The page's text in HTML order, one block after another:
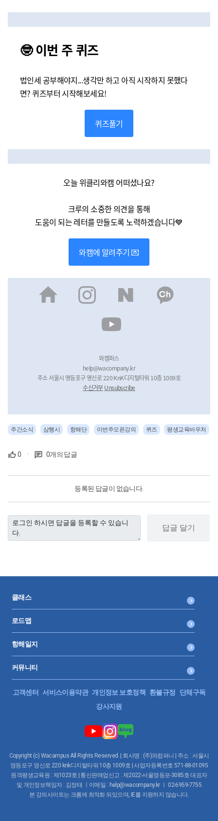
🤓 이번 주 퀴즈
법인세 공부해야지...생각만 하고 아직 시작하지 못했다
면? 퀴즈부터 시작해보세요!
퀴즈풀기
오늘 위클리와캠 어떠셨나요?
크루의 소중한 의견을 통해
도움이 되는 레터를 만들도록 노력하겠습니다💙
와캠에 알려주기 💌
와캠퍼스
help@wacompany.kr
주소 서울시 영등포구 영신로 220 KnK디지털타워 10층 1009호
수신거부Unsubscribe
주간소식 삼행시 항해단 이번주오픈강의 퀴즈 평생교육바우처
0 · 0개의 답글
등록된 답글이 없습니다.
답글 달기
클래스
로드맵
항해일지
커뮤니티
고객센터 서비스이용약관 개인정보 보호정책 환불규정
단체구독
강사지원
Copyright (c) Wacampus All Rights Reserved. | 회사명 : (주)와컴퍼니 | 주소 : 서울시
영등포구 영신로 220 knk디지털타워 10층 1009호 | 사업자등록번호 571-88-01095
원격평생교육원 : 제1023호 | 통신판매업신고 : 제2022-서울영등포-3085호 대표자
및 개인정보책임자 : 김정태 ㅣ이메일 : help@wacompany.kr ㅣ 02-6959-7755
본 강의사이트는 크롬에 최적화 되있으며, IE를 지원하지 않습니다.